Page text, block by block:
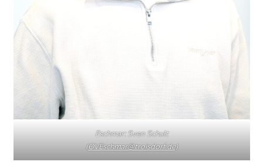
Eschmar: Sven Schult
(OVEschmar@troisdorf.de)